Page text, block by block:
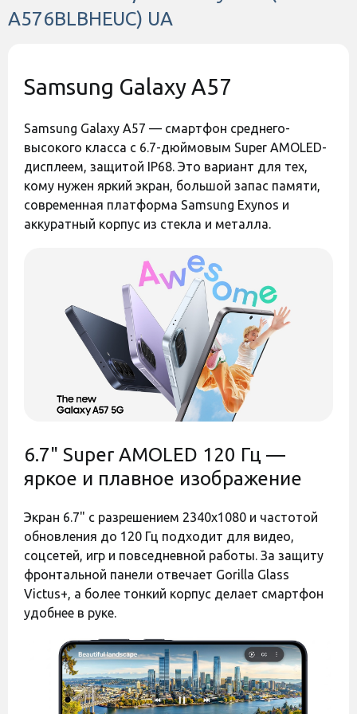
549 грн
Код: 45446
Чехол Armor Magnetic
для Samsung Galaxy A57
Есть в наличии
Чехол Armor Magnetic
для Samsung Galaxy A57
Blue
Есть в наличии
300 грн
Оставить отзыв
Чехол Armor Magnetic
Dark Green
Есть в наличии
300 грн
A576 Lavender Gray
Есть в наличии
250 грн
АККУМУЛЯТОР
Разрешение
3840x2160
Частота
обновления
экрана
120 Гц
Количество
объективов
камеры
3 объектива
Количество SIM-
2 SIM (SIM + SIM)
Nano-SIM, e-SIM
Android 16
Беспроводные
технологии
WI-FI, Bluetooth, 2G, 3G, 4G, 5G
Стандарт связи
Есть
(бесконтактная
защита
Сканер отпечатков пальцев
Навигация
GPS, GLONASS
процессора
Samsung Exynos
Разъем
зарядного
устройства
Type-C
Версия Bluetooth
Bluetooth 6.0
Быстрая зарядка
Возможность
беспроводной
зарядки
Нет
Мощность
зарядки (W)
45W
A576BLBHEUC) UA
Samsung Galaxy A57
Samsung Galaxy A57 — смартфон среднего-
высокого класса с 6.7-дюймовым Super AMOLED-
дисплеем, защитой IP68. Это вариант для тех,
кому нужен яркий экран, большой запас памяти,
современная платформа Samsung Exynos и
аккуратный корпус из стекла и металла.
6.7" Super AMOLED 120 Гц —
яркое и плавное изображение
Экран 6.7" с разрешением 2340x1080 и частотой
обновления до 120 Гц подходит для видео,
соцсетей, игр и повседневной работы. За защиту
фронтальной панели отвечает Gorilla Glass
Victus+, а более тонкий корпус делает смартфон
удобнее в руке.